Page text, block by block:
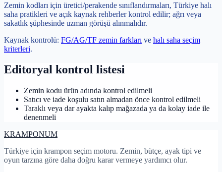
Zemin kodları için üretici/perakende sınıflandırmaları, Türkiye halı
saha pratikleri ve açık kaynak rehberler kontrol edilir; ağrı veya
sakatlık şüphesinde uzman görüşü alınmalıdır.
Kaynak kontrolü: FG/AG/TF zemin farkları ve halı saha seçim
kriterleri.
Editoryal kontrol listesi
Zemin kodu ürün adında kontrol edilmeli
Satıcı ve iade koşulu satın almadan önce kontrol edilmeli
Taraklı veya dar ayakta kalıp mağazada ya da kolay iade ile
denenmeli
KRAMPONUM
Türkiye için krampon seçim motoru. Zemin, bütçe, ayak tipi ve
oyun tarzına göre daha doğru karar vermeye yardımcı olur.